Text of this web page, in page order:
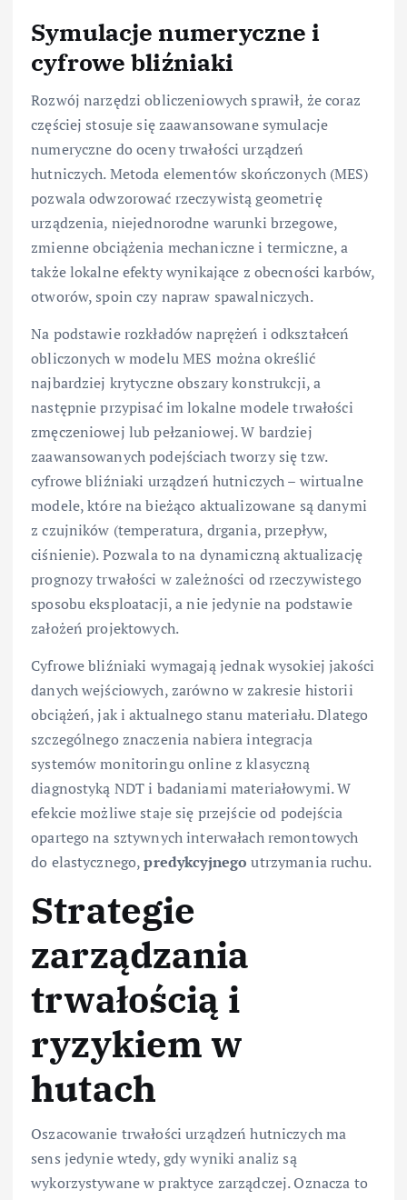
Symulacje numeryczne i
cyfrowe bliźniaki
Rozwój narzędzi obliczeniowych sprawił, że coraz
częściej stosuje się zaawansowane symulacje
numeryczne do oceny trwałości urządzeń
hutniczych. Metoda elementów skończonych (MES)
pozwala odwzorować rzeczywistą geometrię
urządzenia, niejednorodne warunki brzegowe,
zmienne obciążenia mechaniczne i termiczne, a
także lokalne efekty wynikające z obecności karbów,
otworów, spoin czy napraw spawalniczych.
Na podstawie rozkładów naprężeń i odkształceń
obliczonych w modelu MES można określić
najbardziej krytyczne obszary konstrukcji, a
następnie przypisać im lokalne modele trwałości
zmęczeniowej lub pełzaniowej. W bardziej
zaawansowanych podejściach tworzy się tzw.
cyfrowe bliźniaki urządzeń hutniczych – wirtualne
modele, które na bieżąco aktualizowane są danymi
z czujników (temperatura, drgania, przepływ,
ciśnienie). Pozwala to na dynamiczną aktualizację
prognozy trwałości w zależności od rzeczywistego
sposobu eksploatacji, a nie jedynie na podstawie
założeń projektowych.
Cyfrowe bliźniaki wymagają jednak wysokiej jakości
danych wejściowych, zarówno w zakresie historii
obciążeń, jak i aktualnego stanu materiału. Dlatego
szczególnego znaczenia nabiera integracja
systemów monitoringu online z klasyczną
diagnostyką NDT i badaniami materiałowymi. W
efekcie możliwe staje się przejście od podejścia
opartego na sztywnych interwałach remontowych
do elastycznego,predykcyjnego utrzymania ruchu.
Strategie
zarządzania
trwałością i
ryzykiem w
hutach
Oszacowanie trwałości urządzeń hutniczych ma
sens jedynie wtedy, gdy wyniki analiz są
wykorzystywane w praktyce zarządczej. Oznacza to